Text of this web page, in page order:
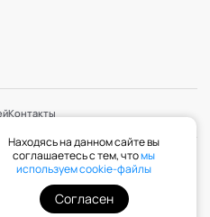
Контакты
персонализации сервисов и
сайтом. «Cookie» — файлы,
посещениях веб-сайта. Если вы не
настройки браузера.
Находясь на данном сайте вы
соглашаетесь с тем, чтомы
используем cookie-файлы
Согласен